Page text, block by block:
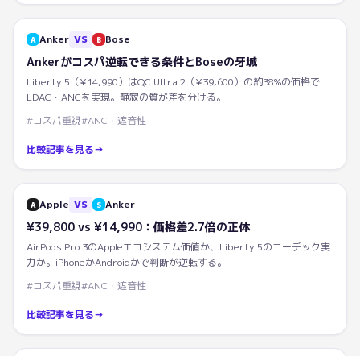
A Anker VS B Bose
Ankerがコスパ逆転できる条件とBoseの牙城
Liberty 5（¥14,990）はQC Ultra 2（¥39,600）の約38%の価格で
LDAC・ANCを実現。静寂の質が差を分ける。
#コスパ重視#ANC・遮音性
比較記事を見る→
A Apple VS S Anker
¥39,800 vs ¥14,990：価格差2.7倍の正体
AirPods Pro 3のAppleエコシステム価値か、Liberty 5のコーデック実
力か。iPhoneかAndroidかで判断が逆転する。
#コスパ重視#ANC・遮音性
比較記事を見る→